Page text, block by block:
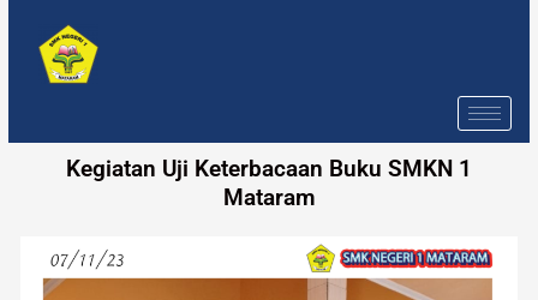
content
Kegiatan Uji Keterbacaan Buku SMKN 1
Mataram